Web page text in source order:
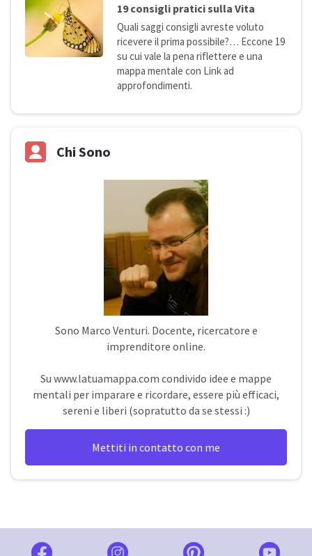
19 consigli pratici sulla Vita
Quali saggi consigli avreste voluto
ricevere il prima possibile?… Eccone 19
su cui vale la pena riflettere e una
mappa mentale con Link ad
approfondimenti.
Chi Sono
Sono Marco Venturi. Docente, ricercatore e
imprenditore online.
Su www.latuamappa.com condivido idee e mappe
mentali per imparare e ricordare, essere più efficaci,
sereni e liberi (sopratutto da se stessi :)
Mettiti in contatto con me